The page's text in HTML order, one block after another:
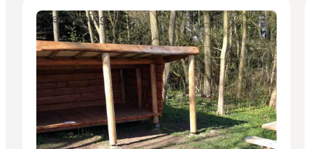
Overnatning